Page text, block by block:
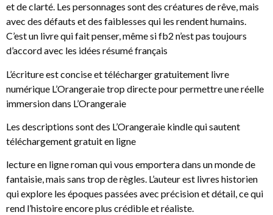
et de clarté. Les personnages sont des créatures de rêve, mais
avec des défauts et des faiblesses qui les rendent humains.
C’est un livre qui fait penser, même si fb2 n’est pas toujours
d’accord avec les idées résumé français
L’écriture est concise et télécharger gratuitement livre
numérique L’Orangeraie trop directe pour permettre une réelle
immersion dans L’Orangeraie
Les descriptions sont des L’Orangeraie kindle qui sautent
téléchargement gratuit en ligne
lecture en ligne roman qui vous emportera dans un monde de
fantaisie, mais sans trop de règles. L’auteur est livres historien
qui explore les époques passées avec précision et détail, ce qui
rend l’histoire encore plus crédible et réaliste.